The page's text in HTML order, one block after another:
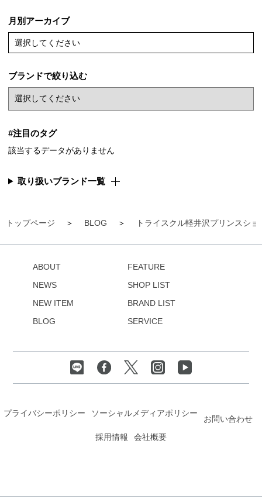
トップページ BLOG トライスクル軽井沢プリンスシ
月別アーカイブ
選択してください
ブランドで絞り込む
#注目のタグ
該当するデータがありません
取り扱いブランド一覧
ABOUT
NEWS
NEW ITEM
BLOG
FEATURE
SHOP LIST
BRAND LIST
SERVICE
プライバシーポリシー ソーシャルメディアポリシー
お問い合わせ
採用情報
会社概要